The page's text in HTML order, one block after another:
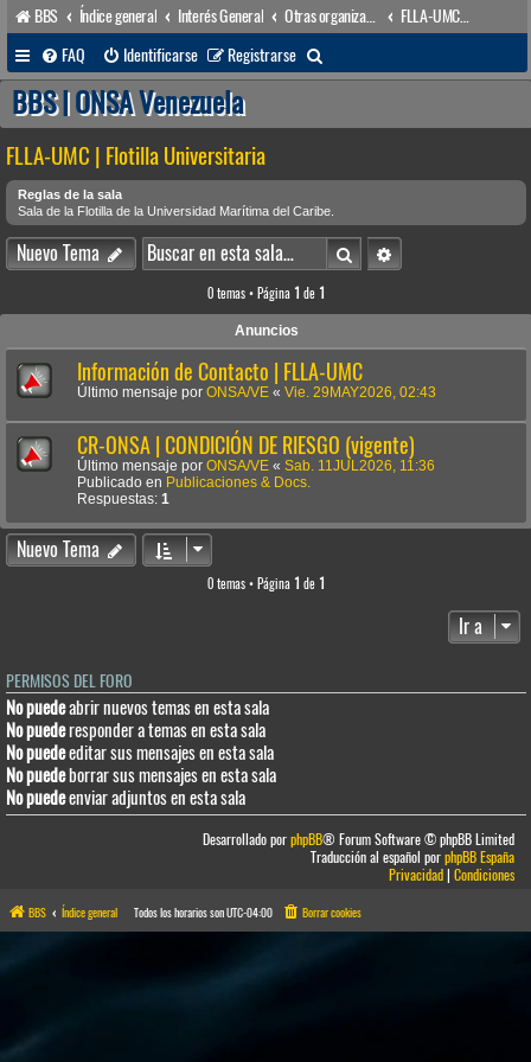
BBS Índice general Interés General Otras organizaciones
FAQ
Identificarse Registrarse
u
a
r
BBS | ONSA Venezuela
FLLA-UMC | Flotilla Universitaria
Reglas de la sala
Sala de la Flotilla de la Universidad Marítima del Caribe.
Nuevo Tema BuscarBúsqueda avanzada
0 temas • Página 1 de 1
Anuncios
Información de Contacto | FLLA-UMC
Último mensaje por ONSA/VE « Vie. 29MAY2026, 02:43
CR-ONSA | CONDICIÓN DE RIESGO (vigente)
Último mensaje por ONSA/VE « Sab. 11JUL2026, 11:36
Publicado en Publicaciones & Docs.
Respuestas: 1
Nuevo Tema
0 temas • Página 1 de 1
Ir a
PERMISOS DEL FORO
No puedeabrir nuevos temas en esta sala
No puederesponder a temas en esta sala
No puedeeditar sus mensajes en esta sala
No puedeborrar sus mensajes en esta sala
No puedeenviar adjuntos en esta sala
Desarrollado porphpBB® Forum Software © phpBB Limited
Traducción al español porphpBB España
Privacidad|Condiciones
BBS Índice general Todos los horarios sonUTC-04:00 Borrar cookies